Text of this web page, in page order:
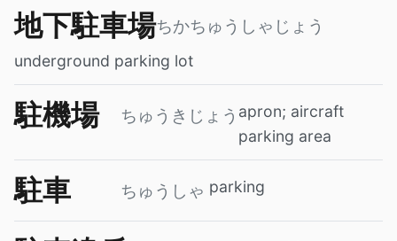
地下駐車場ちかちゅうしゃじょう
underground parking lot
駐機場 ちゅうきじょう apron; aircraft
parking area
駐車 ちゅうしゃ parking